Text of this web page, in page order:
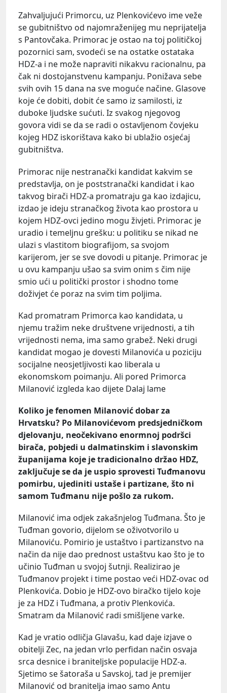
Zahvaljujući Primorcu, uz Plenkovićevo ime veže
se gubitništvo od najomraženijeg mu neprijatelja
s Pantovčaka. Primorac je ostao na toj političkoj
pozornici sam, svodeći se na ostatke ostataka
HDZ-a i ne može napraviti nikakvu racionalnu, pa
čak ni dostojanstvenu kampanju. Ponižava sebe
svih ovih 15 dana na sve moguće načine. Glasove
koje će dobiti, dobit će samo iz samilosti, iz
duboke ljudske sućuti. Iz svakog njegovog
govora vidi se da se radi o ostavljenom čovjeku
kojeg HDZ iskorištava kako bi ublažio osjećaj
gubitništva.
Primorac nije nestranački kandidat kakvim se
predstavlja, on je poststranački kandidat i kao
takvog birači HDZ-a promatraju ga kao izdajicu,
izdao je ideju stranačkog života kao prostora u
kojem HDZ-ovci jedino mogu živjeti. Primorac je
uradio i temeljnu grešku: u politiku se nikad ne
ulazi s vlastitom biografijom, sa svojom
karijerom, jer se sve dovodi u pitanje. Primorac je
u ovu kampanju ušao sa svim onim s čim nije
smio ući u politički prostor i shodno tome
doživjet će poraz na svim tim poljima.
Kad promatram Primorca kao kandidata, u
njemu tražim neke društvene vrijednosti, a tih
vrijednosti nema, ima samo grabež. Neki drugi
kandidat mogao je dovesti Milanovića u poziciju
socijalne neosjetljivosti kao liberala u
ekonomskom poimanju. Ali pored Primorca
Milanović izgleda kao dijete Dalaj lame
Koliko je fenomen Milanović dobar za
Hrvatsku? Po Milanovićevom predsjedničkom
djelovanju, neočekivano enormnoj podršci
birača, pobjedi u dalmatinskim i slavonskim
županijama koje je tradicionalno držao HDZ,
zaključuje se da je uspio sprovesti Tuđmanovu
pomirbu, ujediniti ustaše i partizane, što ni
samom Tuđmanu nije pošlo za rukom.
Milanović ima odjek zakašnjelog Tuđmana. Što je
Tuđman govorio, dijelom se oživotvorilo u
Milanoviću. Pomirio je ustaštvo i partizanstvo na
način da nije dao prednost ustaštvu kao što je to
učinio Tuđman u svojoj šutnji. Realizirao je
Tuđmanov projekt i time postao veći HDZ-ovac od
Plenkovića. Dobio je HDZ-ovo biračko tijelo koje
je za HDZ i Tuđmana, a protiv Plenkovića.
Smatram da Milanović radi smišljene varke.
Kad je vratio odličja Glavašu, kad daje izjave o
obitelji Zec, na jedan vrlo perfidan način osvaja
srca desnice i braniteljske populacije HDZ-a.
Sjetimo se šatoraša u Savskoj, tad je premijer
Milanović od branitelja imao samo Antu